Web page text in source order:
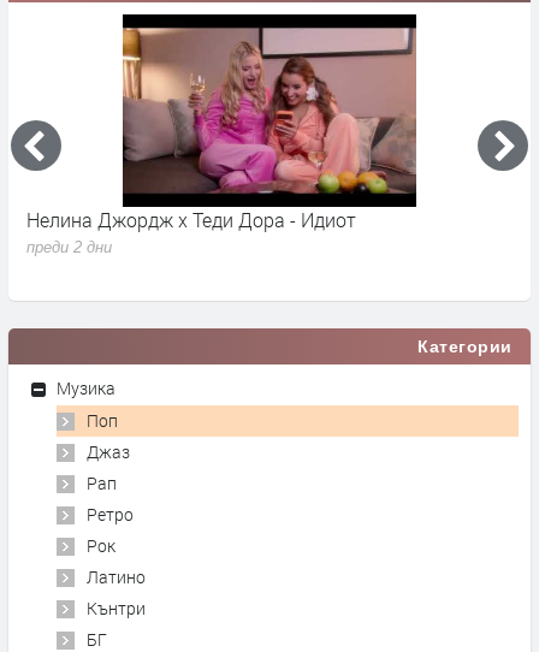
Нелина Джордж x Теди Дора - Идиот
преди 2 дни
Категории
Музика
Поп
Джаз
Рап
Ретро
Рок
Латино
Кънтри
БГ